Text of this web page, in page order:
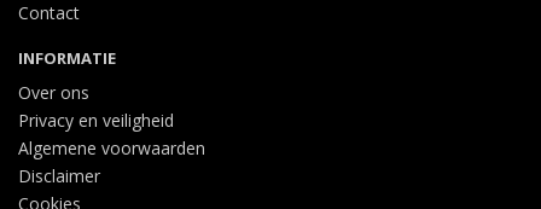
Contact
INFORMATIE
Over ons
Privacy en veiligheid
Algemene voorwaarden
Disclaimer
Cookies